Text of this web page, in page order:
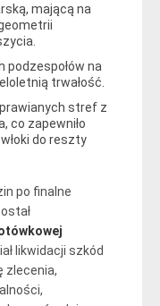
mającą na
podzespołów na
trwałość.
stref z
co zapewniło
do reszty
po finalne
likwidacji szkód
zlecenia,